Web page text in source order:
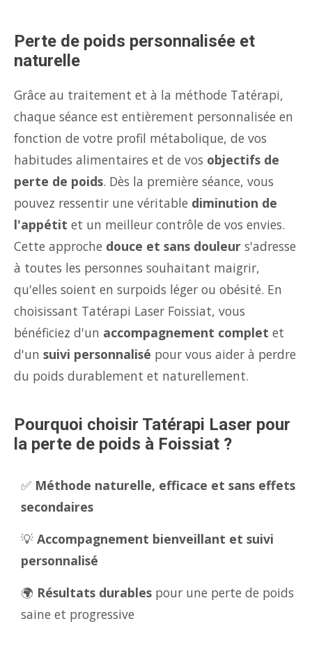
Perte de poids personnalisée et
naturelle
Grâce au traitement et à la méthode Tatérapi,
chaque séance est entièrement personnalisée en
fonction de votre profil métabolique, de vos
habitudes alimentaires et de vos objectifs de
perte de poids. Dès la première séance, vous
pouvez ressentir une véritable diminution de
l'appétit et un meilleur contrôle de vos envies.
Cette approche douce et sans douleur s'adresse
à toutes les personnes souhaitant maigrir,
qu'elles soient en surpoids léger ou obésité. En
choisissant Tatérapi Laser Foissiat, vous
bénéficiez d'un accompagnement complet et
d'un suivi personnalisé pour vous aider à perdre
du poids durablement et naturellement.
Pourquoi choisir Tatérapi Laser pour
la perte de poids à Foissiat ?
✅ Méthode naturelle, efficace et sans effets
secondaires
💡 Accompagnement bienveillant et suivi
personnalisé
🌍 Résultats durables pour une perte de poids
saine et progressive